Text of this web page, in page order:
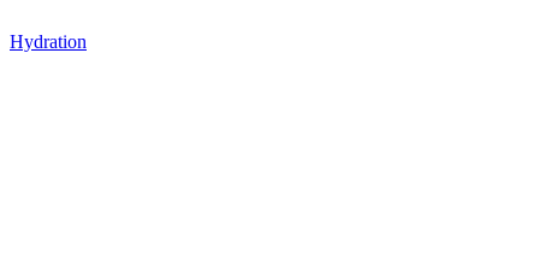
Hydration